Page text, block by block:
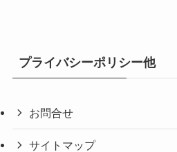
プライバシーポリシー他
お問合せ
サイトマップ